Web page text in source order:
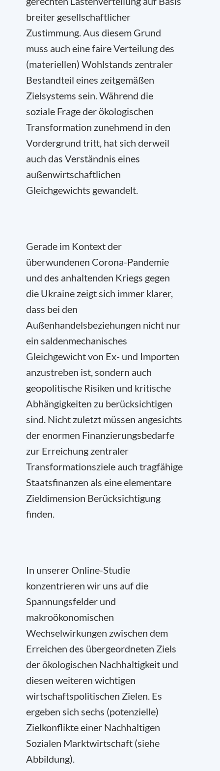
breiter gesellschaftlicher
Zustimmung. Aus diesem Grund
muss auch eine faire Verteilung des
(materiellen) Wohlstands zentraler
Bestandteil eines zeitgemäßen
Zielsystems sein. Während die
soziale Frage der ökologischen
Transformation zunehmend in den
Vordergrund tritt, hat sich derweil
auch das Verständnis eines
außenwirtschaftlichen
Gleichgewichts gewandelt.
Gerade im Kontext der
überwundenen Corona-Pandemie
und des anhaltenden Kriegs gegen
die Ukraine zeigt sich immer klarer,
dass bei den
Außenhandelsbeziehungen nicht nur
ein saldenmechanisches
Gleichgewicht von Ex- und Importen
anzustreben ist, sondern auch
geopolitische Risiken und kritische
Abhängigkeiten zu berücksichtigen
sind. Nicht zuletzt müssen angesichts
der enormen Finanzierungsbedarfe
zur Erreichung zentraler
Transformationsziele auch tragfähige
Staatsfinanzen als eine elementare
Zieldimension Berücksichtigung
finden.
In unserer Online-Studie
konzentrieren wir uns auf die
Spannungsfelder und
makroökonomischen
Wechselwirkungen zwischen dem
Erreichen des übergeordneten Ziels
der ökologischen Nachhaltigkeit und
diesen weiteren wichtigen
wirtschaftspolitischen Zielen. Es
ergeben sich sechs (potenzielle)
Zielkonflikte einer Nachhaltigen
Sozialen Marktwirtschaft (siehe
Abbildung).